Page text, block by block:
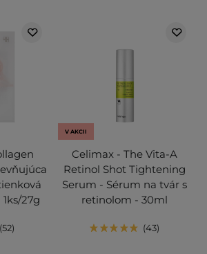
27g
52
V AKCII
Celimax - The Vita-A
Retinol Shot Tightening
Serum - Sérum na tvár s
retinolom - 30ml
43